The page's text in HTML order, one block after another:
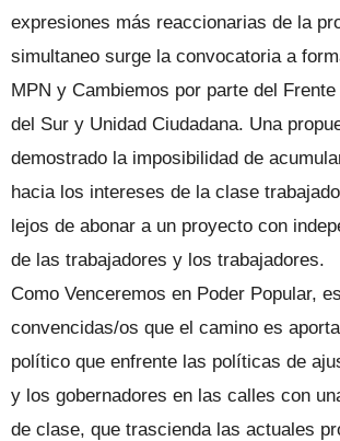
expresiones más reaccionarias de la
simultaneo surge la convocatoria a
MPN y Cambiemos por parte del
del Sur y Unidad Ciudadana. Una
demostrado la imposibilidad de
hacia los intereses de la clase
lejos de abonar a un proyecto con
de las trabajadores y los trabajadores.
Como Venceremos en Poder Popular,
convencidas/os que el camino es
político que enfrente las políticas de
y los gobernadores en las calles con
de clase, que trascienda las actuales